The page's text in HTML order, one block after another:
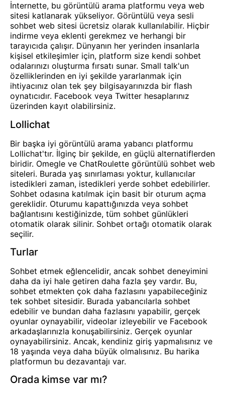
İnternette, bu görüntülü arama platformu veya web
sitesi katlanarak yükseliyor. Görüntülü veya sesli
sohbet web sitesi ücretsiz olarak kullanılabilir. Hiçbir
indirme veya eklenti gerekmez ve herhangi bir
tarayıcıda çalışır. Dünyanın her yerinden insanlarla
kişisel etkileşimler için, platform size kendi sohbet
odalarınızı oluşturma fırsatı sunar. Small talk'un
özelliklerinden en iyi şekilde yararlanmak için
ihtiyacınız olan tek şey bilgisayarınızda bir flash
oynatıcıdır. Facebook veya Twitter hesaplarınız
üzerinden kayıt olabilirsiniz.
Lollichat
Bir başka iyi görüntülü arama yabancı platformu
Lollichat'tır. İlginç bir şekilde, en güçlü alternatiflerden
biridir. Omegle ve ChatRoulette görüntülü sohbet web
siteleri. Burada yaş sınırlaması yoktur, kullanıcılar
istedikleri zaman, istedikleri yerde sohbet edebilirler.
Sohbet odasına katılmak için basit bir oturum açma
gereklidir. Oturumu kapattığınızda veya sohbet
bağlantısını kestiğinizde, tüm sohbet günlükleri
otomatik olarak silinir. Sohbet ortağı otomatik olarak
seçilir.
Turlar
Sohbet etmek eğlencelidir, ancak sohbet deneyimini
daha da iyi hale getiren daha fazla şey vardır. Bu,
sohbet etmekten çok daha fazlasını yapabileceğiniz
tek sohbet sitesidir. Burada yabancılarla sohbet
edebilir ve bundan daha fazlasını yapabilir, gerçek
oyunlar oynayabilir, videolar izleyebilir ve Facebook
arkadaşlarınızla konuşabilirsiniz. Gerçek oyunlar
oynayabilirsiniz. Ancak, kendiniz giriş yapmalısınız ve
18 yaşında veya daha büyük olmalısınız. Bu harika
platformun bu dezavantajı var.
Orada kimse var mı?